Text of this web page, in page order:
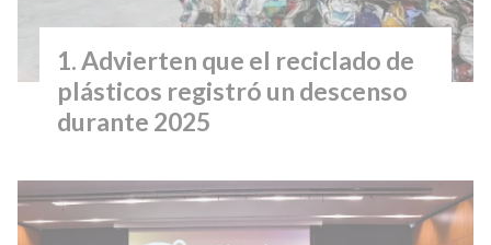
Advierten que el reciclado de
plásticos registró un descenso
durante 2025